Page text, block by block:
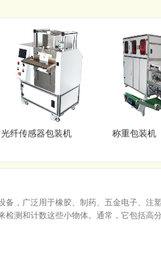
光纤传感器包装机 称重包装机
，广泛用于橡胶、制药、五金电子、注
测和计数这些小物体。通常，它包括高